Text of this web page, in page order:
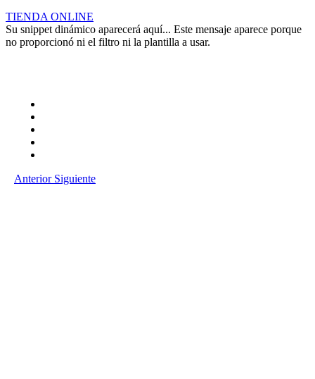
TIENDA ONLINE
Su snippet dinámico aparecerá aquí... Este mensaje aparece porque
no proporcionó ni el filtro ni la plantilla a usar.
Anterior Siguiente